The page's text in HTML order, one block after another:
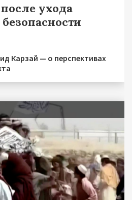
ухода
Карзай — о перспективах